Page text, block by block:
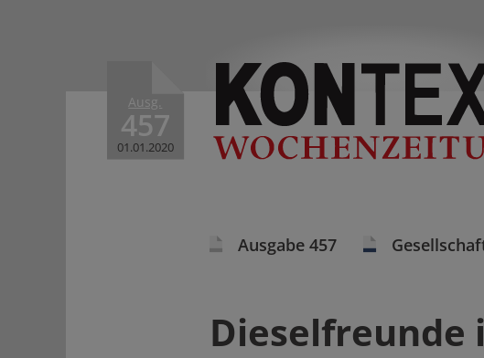
Ausg.
457
01.01.2020
Ausgabe 457
Dieselfreunde